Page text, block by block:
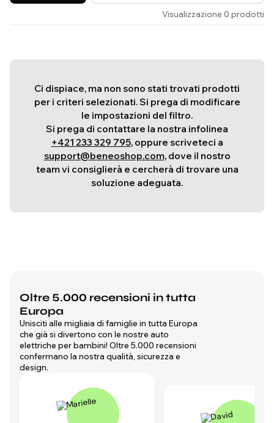
Visualizzazione 0 prodotti
Ci dispiace, ma non sono stati trovati prodotti
per i criteri selezionati. Si prega di modificare
le impostazioni del filtro.
Si prega di contattare la nostra infolinea
+421 233 329 795, oppure scriveteci a
support@beneoshop.com, dove il nostro
team vi consiglierà e cercherà di trovare una
soluzione adeguata.
Oltre 5.000 recensioni in tutta
Europa
Unisciti alle migliaia di famiglie in tutta Europa
che già si divertono con le nostre auto
elettriche per bambini! Oltre 5.000 recensioni
confermano la nostra qualità, sicurezza e
design.